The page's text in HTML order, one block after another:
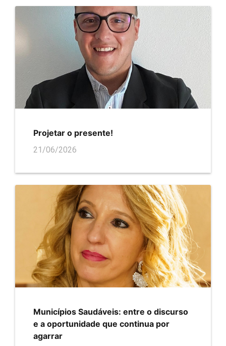
Projetar o presente!
21/06/2026
Municípios Saudáveis: entre o discurso
e a oportunidade que continua por
agarrar